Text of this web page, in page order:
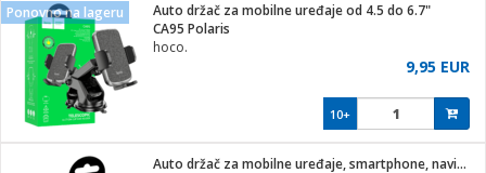
Ponovno na lageru
Auto držač za mobilne uređaje od 4.5 do 6.7"
CA95 Polaris
hoco.
9,95 EUR
10+
Auto držač za mobilne uređaje, smartphone, navigacija